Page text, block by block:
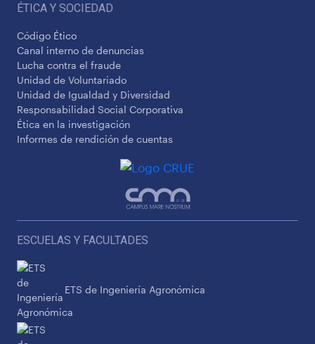
ÉTICA Y SOCIEDAD
Código Ético
Canal interno de denuncias
Lucha contra el fraude
Unidad de Voluntariado
Unidad de Igualdad y Diversidad
Responsabilidad Social Corporativa
Ética en la investigación
Informes de rendición de cuentas
ESCUELAS Y FACULTADES
ETS de Ingeniería Agronómica